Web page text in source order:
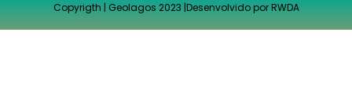
Copyrigth | Geolagos 2023 |Desenvolvido por RWDA